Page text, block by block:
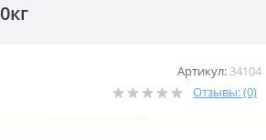
Артикул: 34104
Отзывы: (0)